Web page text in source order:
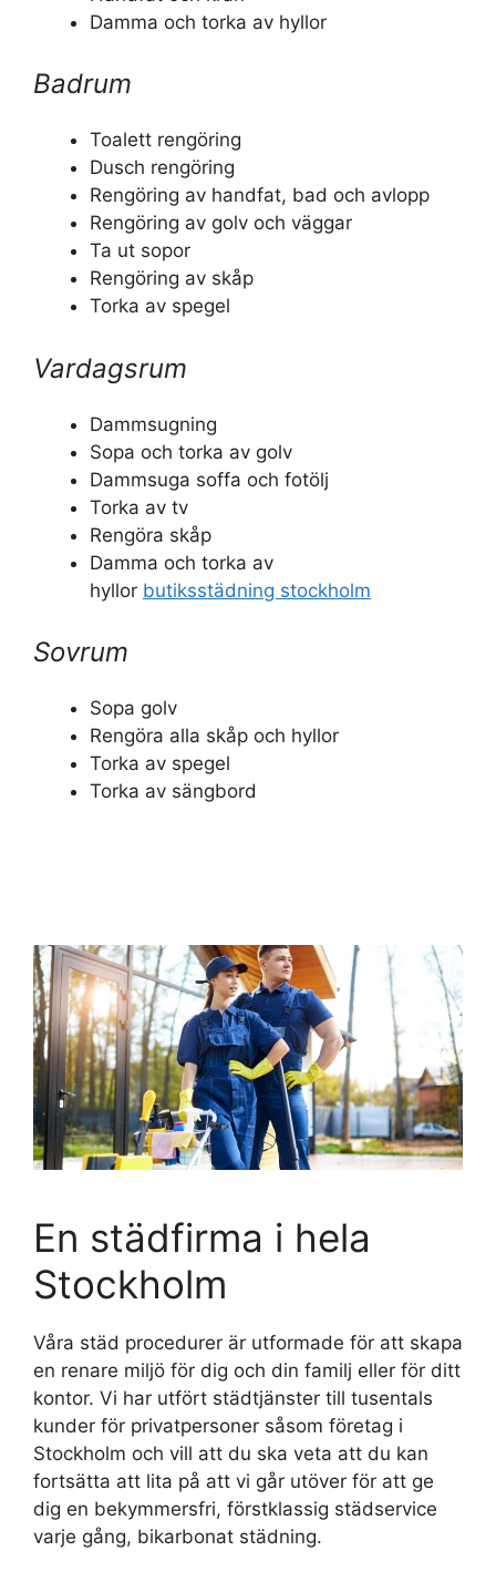
Damma och torka av hyllor
Badrum
Toalett rengöring
Dusch rengöring
Rengöring av handfat, bad och avlopp
Rengöring av golv och väggar
Ta ut sopor
Rengöring av skåp
Torka av spegel
Vardagsrum
Dammsugning
Sopa och torka av golv
Dammsuga soffa och fotölj
Torka av tv
Rengöra skåp
Damma och torka av
hyllor butiksstädning stockholm
Sovrum
Sopa golv
Rengöra alla skåp och hyllor
Torka av spegel
Torka av sängbord
En städfirma i hela
Stockholm
Våra städ procedurer är utformade för att skapa
en renare miljö för dig och din familj eller för ditt
kontor. Vi har utfört städtjänster till tusentals
kunder för privatpersoner såsom företag i
Stockholm och vill att du ska veta att du kan
fortsätta att lita på att vi går utöver för att ge
dig en bekymmersfri, förstklassig städservice
varje gång, bikarbonat städning.